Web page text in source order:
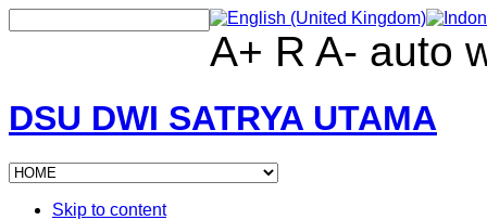
A+ R A- auto
DSU DWI SATRYA UTAMA
Skip to content